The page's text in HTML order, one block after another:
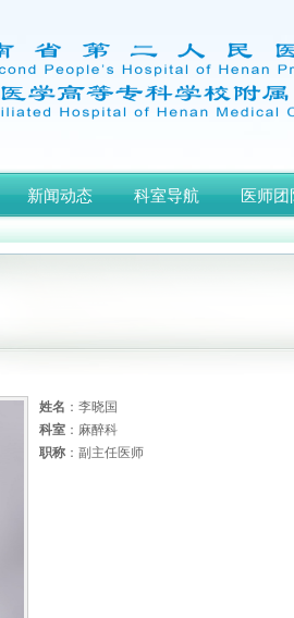
新闻动态 科室导航 医师团
姓名 ：李晓国
科室 ：麻醉科
职称 ：副主任医师